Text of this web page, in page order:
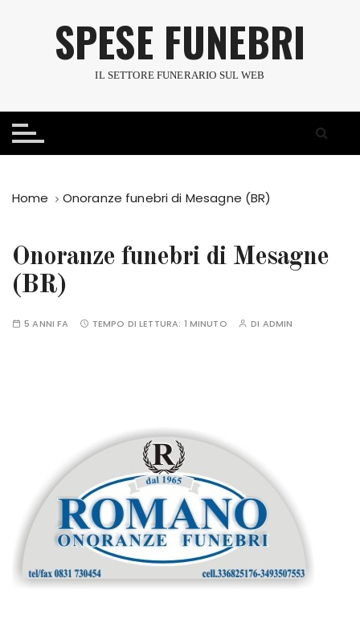
a
SPESE FUNEBRI
IL SETTORE FUNERARIO SUL WEB
Home Onoranze funebri di Mesagne (BR)
Onoranze funebri di Mesagne
(BR)
5 ANNI FA TEMPO DI LETTURA: 1 MINUTO DI ADMIN